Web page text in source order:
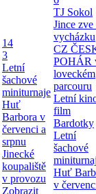
14
3
Letní
šachové
miniturnaje
Huť
Barbora v
červenci a
srpnu
Jinecké
koupaliště
v provozu
Zobrazit
TJ Sokol
Jince zve
vycházku
CZ
POHÁR
loveckém
parcouru
Letní
film
Bardotky
Letní
šachové
Huť
v